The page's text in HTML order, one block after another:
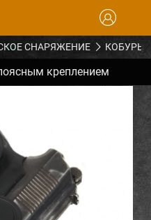
СНАРЯЖЕНИЕ КОБУРЫ
креплением